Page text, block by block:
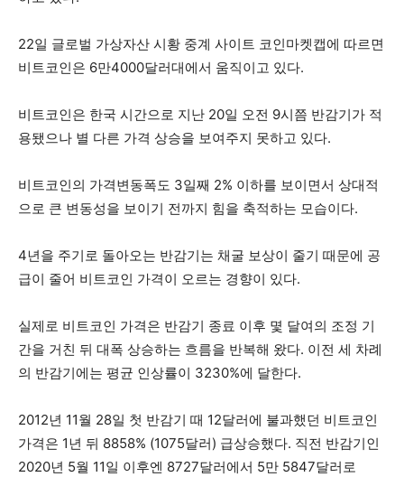
22일 글로벌 가상자산 시황 중계 사이트 코인마켓캡에 따르면
비트코인은 6만4000달러대에서 움직이고 있다.
비트코인은 한국 시간으로 지난 20일 오전 9시쯤 반감기가 적
용됐으나 별 다른 가격 상승을 보여주지 못하고 있다.
비트코인의 가격변동폭도 3일째 2% 이하를 보이면서 상대적
으로 큰 변동성을 보이기 전까지 힘을 축적하는 모습이다.
4년을 주기로 돌아오는 반감기는 채굴 보상이 줄기 때문에 공
급이 줄어 비트코인 가격이 오르는 경향이 있다.
실제로 비트코인 가격은 반감기 종료 이후 몇 달여의 조정 기
간을 거친 뒤 대폭 상승하는 흐름을 반복해 왔다. 이전 세 차례
의 반감기에는 평균 인상률이 3230%에 달한다.
2012년 11월 28일 첫 반감기 때 12달러에 불과했던 비트코인
가격은 1년 뒤 8858% (1075달러) 급상승했다. 직전 반감기인
2020년 5월 11일 이후엔 8727달러에서 5만 5847달러로